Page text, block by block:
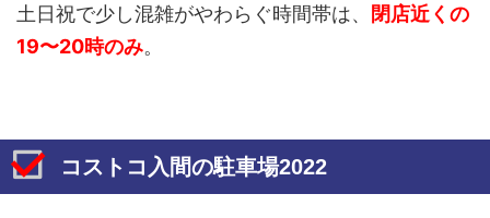
土日祝で少し混雑がやわらぐ時間帯は、
閉店近くの
19〜20時のみ。
コストコ入間の駐車場2022